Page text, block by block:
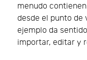
menudo
desde el punto de
ejemplo da
importar, editar y